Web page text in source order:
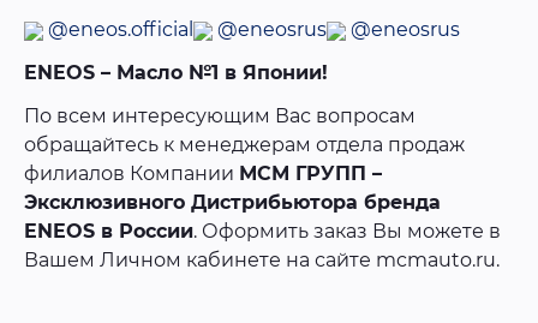
@eneos.official
@eneosrus
@eneosrus
ENEOS – Масло №1 в Японии!
По всем интересующим Вас вопросам
обращайтесь к менеджерам отдела продаж
филиалов Компании МСМ ГРУПП –
Эксклюзивного Дистрибьютора бренда
ENEOS в России. Оформить заказ Вы можете в
Вашем Личном кабинете на сайте mcmauto.ru.